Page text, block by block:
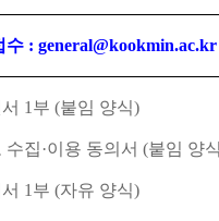
수 : general@kookmin.ac.kr
1 부 (붙임 양식)
수집 ·이용 동의서 (붙임 양
1 부 (자유 양식)